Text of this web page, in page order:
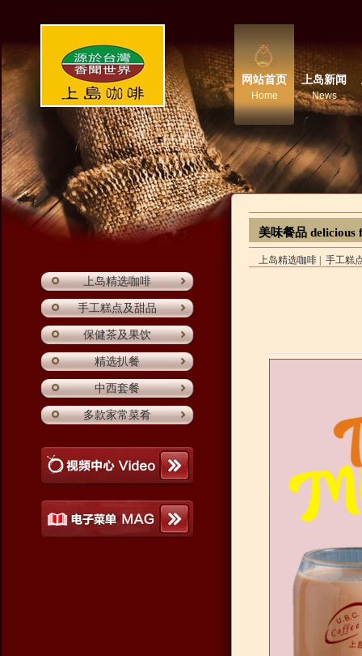
网站首页
Home
上岛新闻
News
美味餐品 delicious
上岛精选咖啡 手工糕
上岛精选咖啡
手工糕点及甜品
保健茶及果饮
精选扒餐
中西套餐
多款家常菜肴